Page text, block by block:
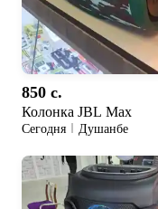
850 c.
Колонка JBL Max
Сегодня Душанбе